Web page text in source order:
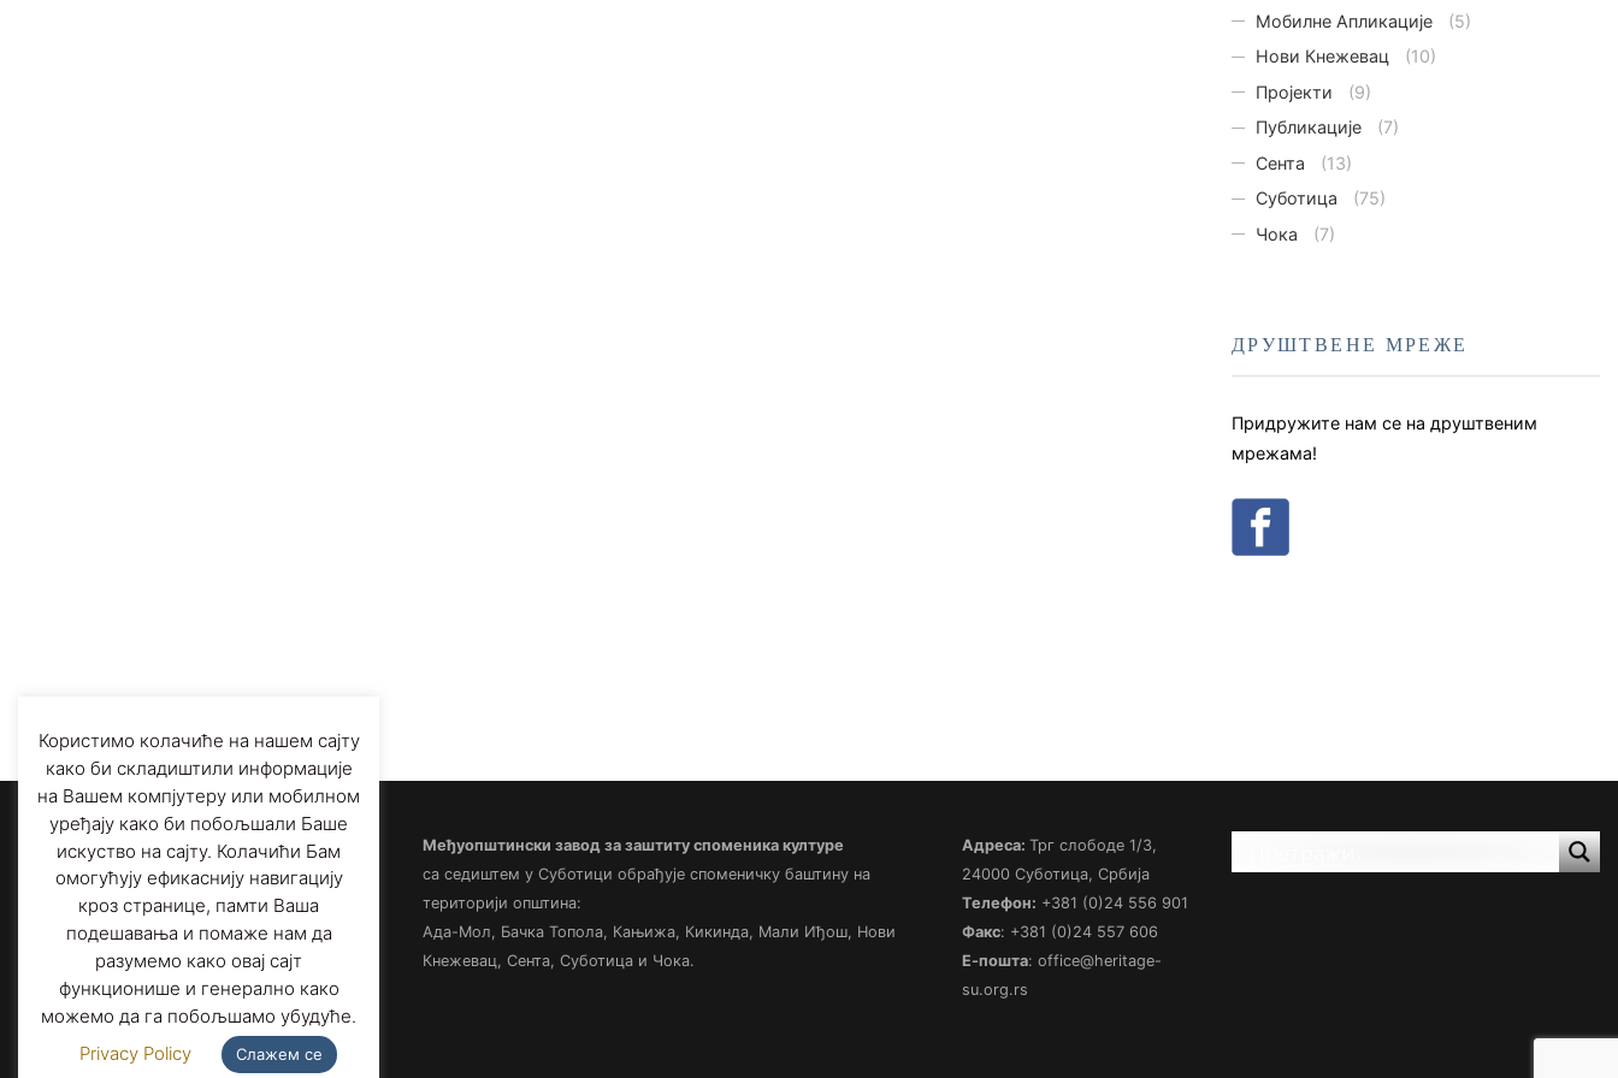
Мобилне Апликације
(5)
Нови Кнежевац
(10)
Пројекти
(9)
Публикације
(7)
Сента
(13)
Суботица
(75)
Чока
(7)
ДРУШТВЕНЕ МРЕЖЕ
Придружите нам се на друштвеним
мрежама!
Међуопштински завод за заштиту споменика културе
са седиштем у Суботици обрађује споменичку баштину на
територији општина:
Ада-Мол, Бачка Топола, Кањижа, Кикинда, Мали Иђош, Нови
Кнежевац, Сента, Суботица и Чока.
Адреса: Трг слободе 1/3,
24000 Суботица, Србија
Телефон: +381 (0)24 556 901
Факс: +381 (0)24 557 606
Е-пошта: office@heritage-
su.org.rs
Користимо колачиће на нашем сајту
како би складиштили информације
на Вашем компјутеру или мобилном
уређају како би побољшали Баше
искуство на сајту. Колачићи Бам
омогућују ефикаснију навигацију
кроз странице, памти Ваша
подешавања и помаже нам да
разумемо како овај сајт
функционише и генерално како
можемо да га побољшамо убудуће.
Privacy Policy
Слажем се